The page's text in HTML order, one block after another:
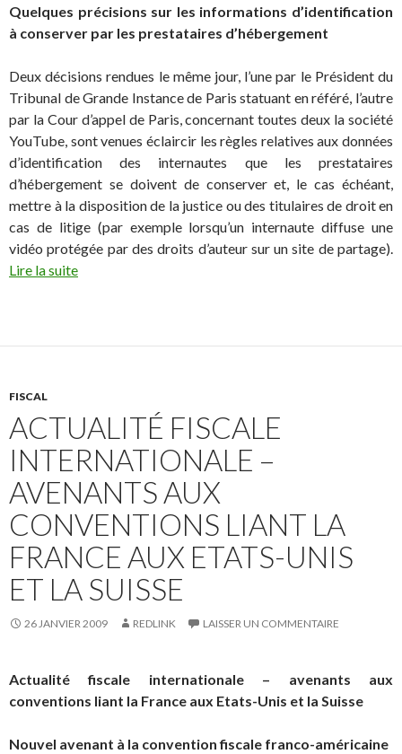
Quelques précisions sur les informations d’identification
à conserver par les prestataires d’hébergement
Deux décisions rendues le même jour, l’une par le Président du
Tribunal de Grande Instance de Paris statuant en référé, l’autre
par la Cour d’appel de Paris, concernant toutes deux la société
YouTube, sont venues éclaircir les règles relatives aux données
d’identification des internautes que les prestataires
d’hébergement se doivent de conserver et, le cas échéant,
mettre à la disposition de la justice ou des titulaires de droit en
cas de litige (par exemple lorsqu’un internaute diffuse une
vidéo protégée par des droits d’auteur sur un site de partage).
Lire la suite
FISCAL
ACTUALITÉ FISCALE
INTERNATIONALE –
AVENANTS AUX
CONVENTIONS LIANT LA
FRANCE AUX ETATS-UNIS
ET LA SUISSE
26 JANVIER 2009 REDLINK LAISSER UN COMMENTAIRE
Actualité fiscale internationale – avenants aux
conventions liant la France aux Etats-Unis et la Suisse
Nouvel avenant à la convention fiscale franco-américaine